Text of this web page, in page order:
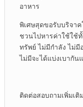
อาหาร
พิเศษสุดขอรับบริจา
ชวนไปหารค่าใช้ใช้
ทรัพย์ ไม่มีกำลัง ไม่มี
ไม่มีจะได้แบ่งเบากัน
ติดต่อสอบถามเพิ่มเติม